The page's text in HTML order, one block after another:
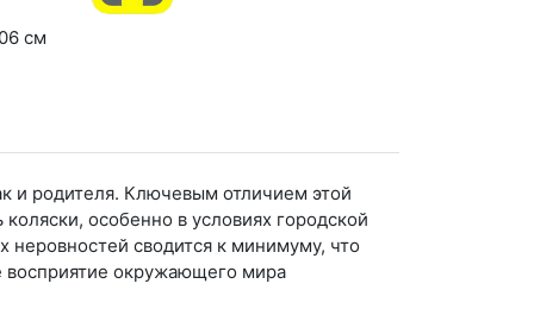
см
и родителя. Ключевым отличием этой
особенно в условиях городской
сводится к минимуму, что
восприятие окружающего мира